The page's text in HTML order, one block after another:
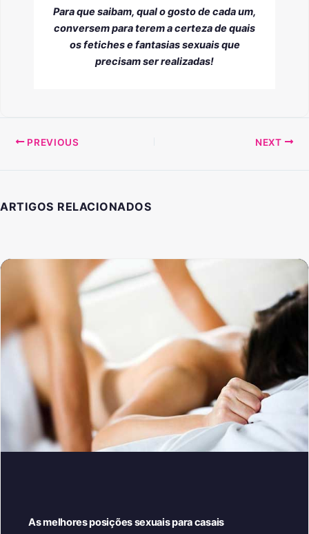
Para que saibam, qual o gosto de cada um,
conversem para terem a certeza de quais
os fetiches e fantasias sexuais que
precisam ser realizadas!
PREVIOUS NEXT
ARTIGOS RELACIONADOS
As melhores posições sexuais para casais